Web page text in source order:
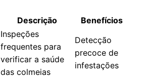
Descrição Benefícios
Inspeções
frequentes para
verificar a saúde
das colmeias
Detecção
precoce de
infestações